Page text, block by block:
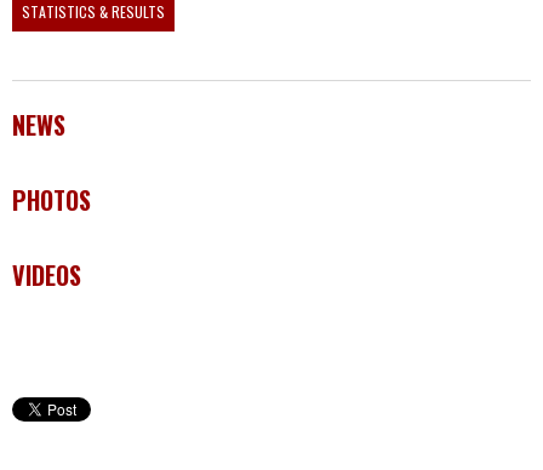
STATISTICS & RESULTS
NEWS
PHOTOS
VIDEOS